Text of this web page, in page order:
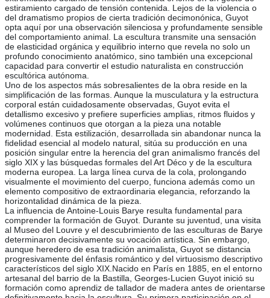
estiramiento cargado de tensión contenida. Lejos de la violencia o
del dramatismo propios de cierta tradición decimonónica, Guyot
opta aquí por una observación silenciosa y profundamente sensible
del comportamiento animal. La escultura transmite una sensación
de elasticidad orgánica y equilibrio interno que revela no solo un
profundo conocimiento anatómico, sino también una excepcional
capacidad para convertir el estudio naturalista en construcción
escultórica autónoma.
Uno de los aspectos más sobresalientes de la obra reside en la
simplificación de las formas. Aunque la musculatura y la estructura
corporal están cuidadosamente observadas, Guyot evita el
detallismo excesivo y prefiere superficies amplias, ritmos fluidos y
volúmenes continuos que otorgan a la pieza una notable
modernidad. Esta estilización, desarrollada sin abandonar nunca la
fidelidad esencial al modelo natural, sitúa su producción en una
posición singular entre la herencia del gran animalismo francés del
siglo XIX y las búsquedas formales del Art Déco y de la escultura
moderna europea. La larga línea curva de la cola, prolongando
visualmente el movimiento del cuerpo, funciona además como un
elemento compositivo de extraordinaria elegancia, reforzando la
horizontalidad dinámica de la pieza.
La influencia de Antoine-Louis Barye resulta fundamental para
comprender la formación de Guyot. Durante su juventud, una visita
al Museo del Louvre y el descubrimiento de las esculturas de Barye
determinaron decisivamente su vocación artística. Sin embargo,
aunque heredero de esa tradición animalista, Guyot se distancia
progresivamente del énfasis romántico y del virtuosismo descriptivo
característicos del siglo XIX.Nacido en París en 1885, en el entorno
artesanal del barrio de la Bastilla, Georges-Lucien Guyot inició su
formación como aprendiz de tallador de madera antes de orientarse